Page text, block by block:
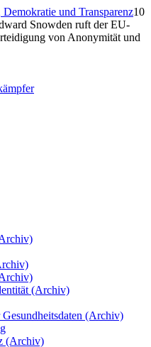
Demokratie und Transparenz10
Snowden ruft der EU-
von Anonymität und
(Archiv)
(Archiv)
(Archiv)